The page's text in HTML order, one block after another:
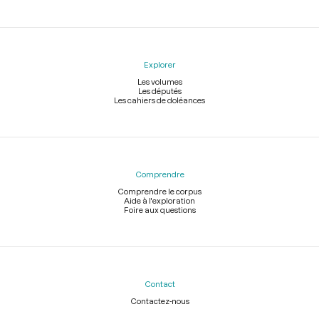
Explorer
Les volumes
Les députés
Les cahiers de doléances
Comprendre
Comprendre le corpus
Aide à l'exploration
Foire aux questions
Contact
Contactez-nous